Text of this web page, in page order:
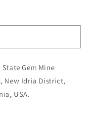
Gem Mine
New Idria District,
USA.